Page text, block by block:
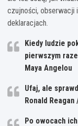
czujności, obserwacji
deklaracjach.
Kiedy ludzie
pierwszym
Maya Angelou
Ufaj, ale
Ronald
Po owocach